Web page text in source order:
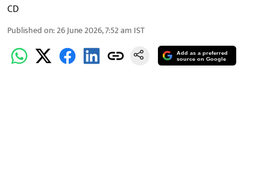
CD
Published on:26 June 2026, 7:52 am IST
Add as a preferred
source on Google